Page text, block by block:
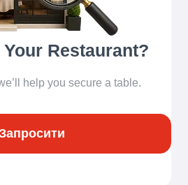
Your Restaurant?
help you secure a table.